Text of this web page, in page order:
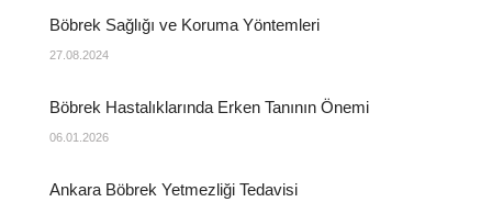
Böbrek Sağlığı ve Koruma Yöntemleri
27.08.2024
Böbrek Hastalıklarında Erken Tanının Önemi
06.01.2026
Ankara Böbrek Yetmezliği Tedavisi